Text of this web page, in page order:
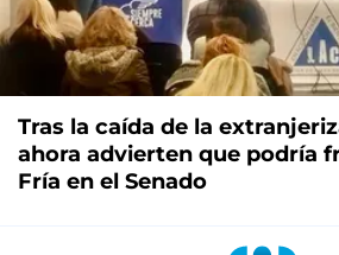
Tras la caída de la
ahora advierten que podría
Fría en el Senado